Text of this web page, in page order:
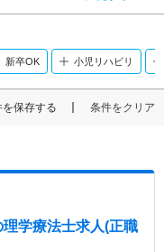
新卒OK 小児リハビリ
を保存する 条件をクリア
理学療法士求人(正職